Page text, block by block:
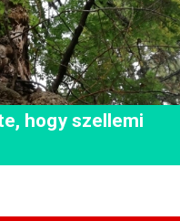
hogy szellemi